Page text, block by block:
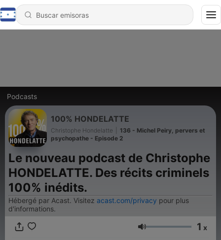
Podcasts
100% HONDELATTE
Christophe Hondelatte
136 - Michel Peiry, pervers et
psychopathe - Episode 2
Le nouveau podcast de Christophe
HONDELATTE. Des récits criminels
100% inédits.
Hébergé par Acast. Visitez acast.com/privacy pour plus
d'informations.
Volumen 1 x